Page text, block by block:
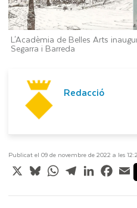
L'Acadèmia de Belles Arts
Segarra i Barreda
Redacció
Publicat el 09 de novembre de 2022 a les
X BlueskyWhatsApp
TelegramLinkedIn